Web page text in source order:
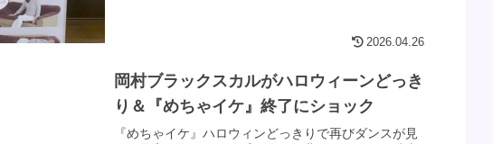
2026.04.26
岡村ブラックスカルがハロウィーンどっき
り＆『めちゃイケ』終了にショック
『めちゃイケ』ハロウィンどっきりで再びダンスが見